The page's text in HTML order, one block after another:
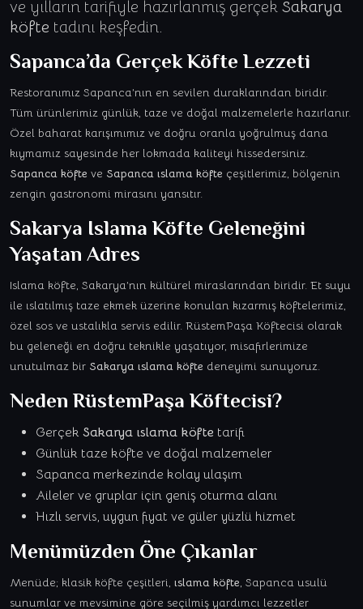
ve yılların tarifiyle hazırlanmış gerçek Sakarya
köfte tadını keşfedin.
Sapanca’da GerçekKöfteLezzeti
Restoranımız Sapanca’nın en sevilen duraklarından biridir.
Tüm ürünlerimiz günlük, taze ve doğal malzemelerle hazırlanır.
Özel baharat karışımımız ve doğru oranla yoğrulmuş dana
kıymamız sayesinde her lokmada kaliteyi hissedersiniz.
Sapanca köfte ve Sapanca ıslama köfte çeşitlerimiz, bölgenin
zengin gastronomi mirasını yansıtır.
Sakarya Islama Köfte Geleneğini
Yaşatan Adres
Islama köfte, Sakarya’nın kültürel miraslarından biridir. Et suyu
ile ıslatılmış taze ekmek üzerine konulan kızarmış köftelerimiz,
özel sos ve ustalıkla servis edilir. RüstemPaşa Köftecisi olarak
bu geleneği en doğru teknikle yaşatıyor, misafirlerimize
unutulmaz bir Sakarya ıslama köfte deneyimi sunuyoruz.
NedenRüstemPaşa Köftecisi?
Gerçek Sakarya ıslama köfte tarifi
Günlük taze köfte ve doğal malzemeler
Sapanca merkezinde kolay ulaşım
Aileler ve gruplar için geniş oturma alanı
Hızlı servis, uygun fiyat ve güler yüzlü hizmet
Menümüzden Öne Çıkanlar
Menüde; klasik köfte çeşitleri, ıslama köfte, Sapanca usulü
sunumlar ve mevsimine göre seçilmiş yardımcı lezzetler